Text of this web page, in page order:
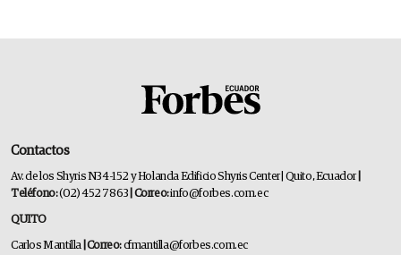
Contactos
Av. de los Shyris N34-152 y Holanda Edificio Shyris Center | Quito, Ecuador
Teléfono:(02) 452 7863 | Correo:info@forbes.com.ec
QUITO
Carlos Mantilla | Correo:cfmantilla@forbes.com.ec